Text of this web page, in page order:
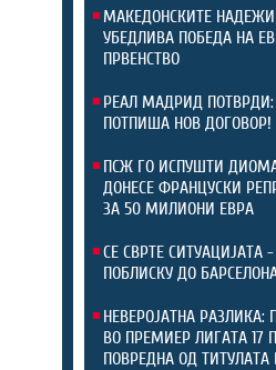
МАКЕДОНСКИТЕ НАДЕЖИ
УБЕДЛИВА ПОБЕДА НА
ПРВЕНСТВО
РЕАЛ МАДРИД
ПОТПИША НОВ ДОГОВОР!
ПСЖ ГО ИСПУШТИ
ДОНЕСЕ ФРАНЦУСКИ
ЗА 50 МИЛИОНИ ЕВРА
СЕ СВРТЕ СИТУАЦИЈАТА
ПОБЛИСКУ ДО
НЕВЕРОЈАТНА РАЗЛИКА:
ВО ПРЕМИЕР ЛИГАТА 17
ПОВРЕДНА ОД ТИТУЛАТА